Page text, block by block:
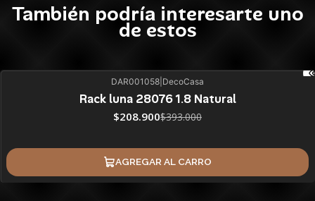
También podría interesarte uno
de estos
DAR001058 DecoCasa
Rack luna 28076 1.8 Natural
$208.900$393.000
AGREGAR AL CARRO